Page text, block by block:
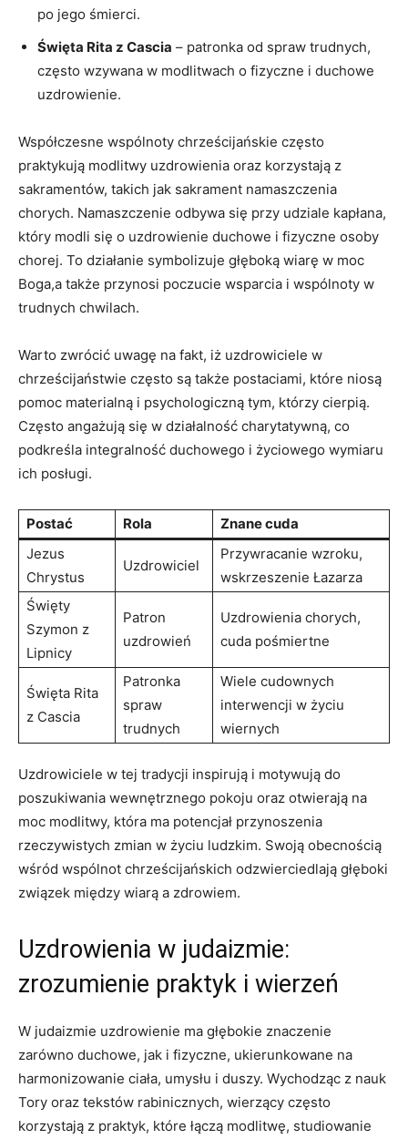
po jego śmierci.
Święta Rita z Cascia – patronka od spraw trudnych,
często wzywana w modlitwach o fizyczne i duchowe
uzdrowienie.
Współczesne wspólnoty chrześcijańskie często
praktykują modlitwy uzdrowienia oraz korzystają z
sakramentów, takich jak sakrament namaszczenia
chorych. Namaszczenie odbywa się przy udziale kapłana,
który modli się o uzdrowienie duchowe i fizyczne osoby
chorej. To działanie symbolizuje głęboką wiarę w moc
Boga,a także przynosi poczucie wsparcia i wspólnoty w
trudnych chwilach.
Warto zwrócić uwagę na fakt, iż uzdrowiciele w
chrześcijaństwie często są także postaciami, które niosą
pomoc materialną i psychologiczną tym, którzy cierpią.
Często angażują się w działalność charytatywną, co
podkreśla integralność duchowego i życiowego wymiaru
ich posługi.
Postać Rola
Znane cuda
Jezus
Chrystus
Uzdrowiciel
Przywracanie wzroku,
wskrzeszenie Łazarza
Święty
Szymon z
Lipnicy
Patron
uzdrowień
Uzdrowienia chorych,
cuda pośmiertne
Święta Rita
z Cascia
Patronka
spraw
trudnych
Wiele cudownych
interwencji w życiu
wiernych
Uzdrowiciele w tej tradycji inspirują i motywują do
poszukiwania wewnętrznego pokoju oraz otwierają na
moc modlitwy, która ma potencjał przynoszenia
rzeczywistych zmian w życiu ludzkim. Swoją obecnością
wśród wspólnot chrześcijańskich odzwierciedlają głęboki
związek między wiarą a zdrowiem.
Uzdrowienia w judaizmie:
zrozumienie praktyk i wierzeń
W judaizmie uzdrowienie ma głębokie znaczenie
zarówno duchowe, jak i fizyczne, ukierunkowane na
harmonizowanie ciała, umysłu i duszy. Wychodząc z nauk
Tory oraz tekstów rabinicznych, wierzący często
korzystają z praktyk, które łączą modlitwę, studiowanie